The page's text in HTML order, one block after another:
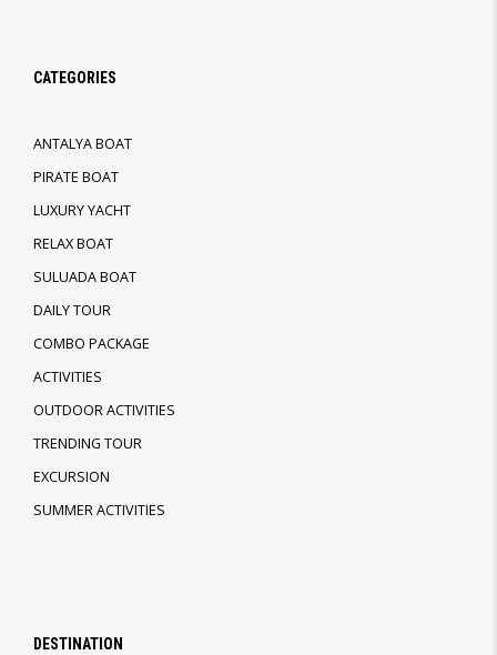
CATEGORIES
ANTALYA BOAT
PIRATE BOAT
LUXURY YACHT
RELAX BOAT
SULUADA BOAT
DAILY TOUR
COMBO PACKAGE
ACTIVITIES
OUTDOOR ACTIVITIES
TRENDING TOUR
EXCURSION
SUMMER ACTIVITIES
DESTINATION